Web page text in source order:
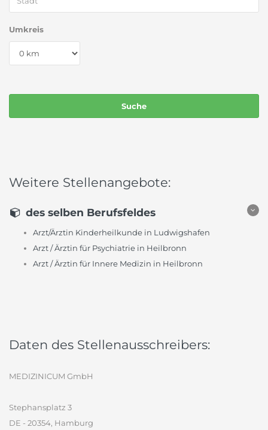
Umkreis
Weitere Stellenangebote:
des selben Berufsfeldes
Arzt/Ärztin Kinderheilkunde in Ludwigshafen
Arzt / Ärztin für Psychiatrie in Heilbronn
Arzt / Ärztin für Innere Medizin in Heilbronn
Daten des Stellenausschreibers:
MEDIZINICUM GmbH
Stephansplatz 3
DE - 20354, Hamburg